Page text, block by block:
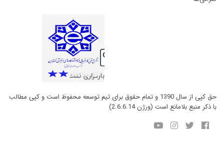
حق کپی از سال 1390 و تمام حقوق برای تیم توسعه محفوظ است و کپی مطالب
با ذکر منبع بلامانع است (ورژن 2.6.6.14)